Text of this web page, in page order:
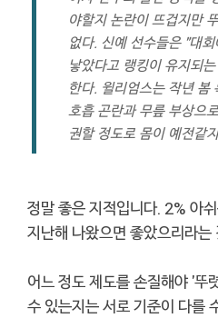
야할지 논란이 뜨겁지만
없다. 신예 선수들은 "대
낳았다고 랭킹이 유지되
한다. 윌리엄스는 작년 봄
호흡 곤란과 무릎 부상으
권할 정도로 몸이 예전같
정말 좋은 지적입니다. 2% 아
지난해 나왔으면 좋았으리라는
어느 정도 제도를 손질해야 '뚜
수 있는지는 서로 기준이 다를